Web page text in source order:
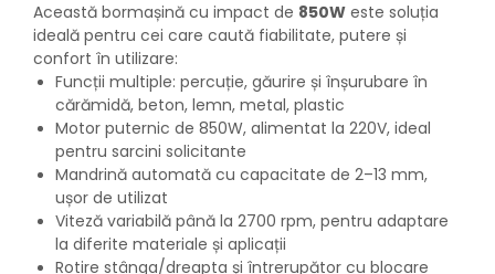
Flexuri
Mixere mortar
Motoare electrice
Pistoale de bătut cuie
Polizoare
Seturi aparate electrice
Testere electrice
Unelte multifuncționale
Vibratoare pentru beton
Scule manuale
Această bormașină cu impact de 850W este soluția
ideală pentru cei care caută fiabilitate, putere și
confort în utilizare:
Funcții multiple: percuție, găurire și înșurubare în
cărămidă, beton, lemn, metal, plastic
Motor puternic de 850W, alimentat la 220V, ideal
pentru sarcini solicitante
Mandrină automată cu capacitate de 2–13 mm,
ușor de utilizat
Viteză variabilă până la 2700 rpm, pentru adaptare
la diferite materiale și aplicații
Rotire stânga/dreapta și întrerupător cu blocare